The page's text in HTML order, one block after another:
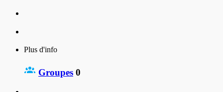
Plus d'info
Groupes 0